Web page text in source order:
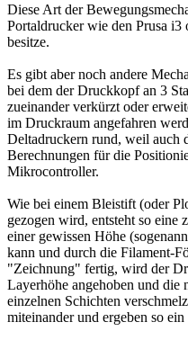
Diese Art der
Portaldrucker wie den Prusa i3
besitze.
Es gibt aber noch andere
bei dem der Druckkopf an 3
zueinander verkürzt oder
im Druckraum angefahren
Deltadruckern rund, weil auch
Berechnungen für die
Mikrocontroller.
Wie bei einem Bleistift (oder
gezogen wird, entsteht so
einer gewissen Höhe
kann und durch die Filament-
"Zeichnung" fertig, wird der
Layerhöhe angehoben und die
einzelnen Schichten
miteinander und ergeben so ein